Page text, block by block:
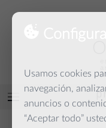
Usamos cookies
navegación,
anuncios o
“Aceptar todo”
y